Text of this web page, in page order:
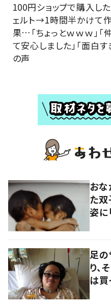
100円ショップで購入し
ェルト→1時間半かけて
果…「ちょっとｗｗｗ」「
て安心しました」「面白す
の声
お
た
姿に
足の
り、
は買